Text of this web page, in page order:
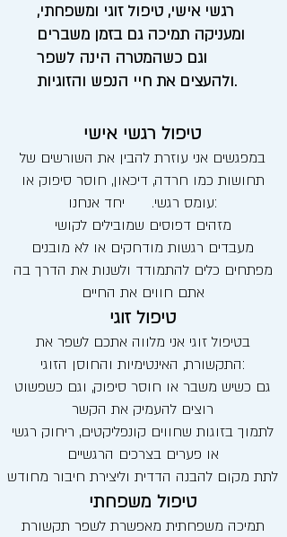
רגשי אישי, טיפול זוגי ומשפחתי,
ומעניקה תמיכה גם בזמן משברים
וגם כשהמטרה הינה לשפר
ולהעצים את חיי הנפש והזוגיות.
טיפול רגשי אישי
במפגשים אני עוזרת להבין את השורשים של
תחושות כמו חרדה, דיכאון, חוסר סיפוק או
עומס רגשי. יחד אנחנו:
מזהים דפוסים שמובילים לקושי
מעבדים רגשות מודחקים או לא מובנים
מפתחים כלים להתמודד ולשנות את הדרך בה
אתם חווים את החיים
טיפול זוגי
בטיפול זוגי אני מלווה אתכם לשפר את
התקשורת, האינטימיות והחוסן הזוגי:
גם כשיש משבר או חוסר סיפוק, וגם כשפשוט
רוצים להעמיק את הקשר
לתמוך בזוגות שחווים קונפליקטים, ריחוק רגשי
או פערים בצרכים הרגשיים
לתת מקום להבנה הדדית וליצירת חיבור מחודש
טיפול משפחתי
תמיכה משפחתית מאפשרת לשפר תקשורת